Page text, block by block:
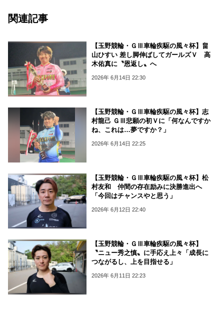
関連記事
【玉野競輪・ＧⅢ車輪疾駆の風々杯】畠
山ひすい 差し脚伸ばしてガールズＶ 高
木佑真に〝恩返し〟へ
2026年 6月14日 22:30
【玉野競輪・ＧⅢ車輪疾駆の風々杯】志
村龍己 ＧⅢ悲願の初Ｖに「何なんですか
ね、これは…夢ですか？」
2026年 6月14日 22:25
【玉野競輪・ＧⅢ車輪疾駆の風々杯】松
村友和 仲間の存在励みに決勝進出へ
「今回はチャンスやと思う」
2026年 6月12日 22:40
【玉野競輪・ＧⅢ車輪疾駆の風々杯】
〝ニュー秀之慎〟に手応え上々「成長に
つながるし、上を目指せる」
2026年 6月11日 22:23